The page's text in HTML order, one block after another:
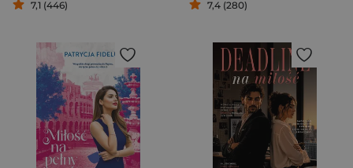
7,1 (446) 7,4 (280)